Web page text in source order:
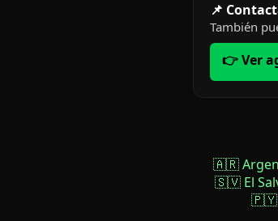
📌
También
👉 Ver
🇦🇷
🇸🇻 El
🇵🇾